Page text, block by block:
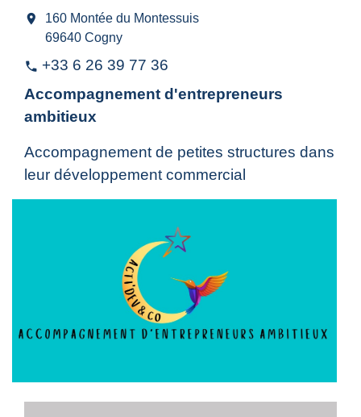
location_on
160 Montée du Montessuis
69640 Cogny
phone +33 6 26 39 77 36
Accompagnement d'entrepreneurs
ambitieux
Accompagnement de petites structures dans
leur développement commercial